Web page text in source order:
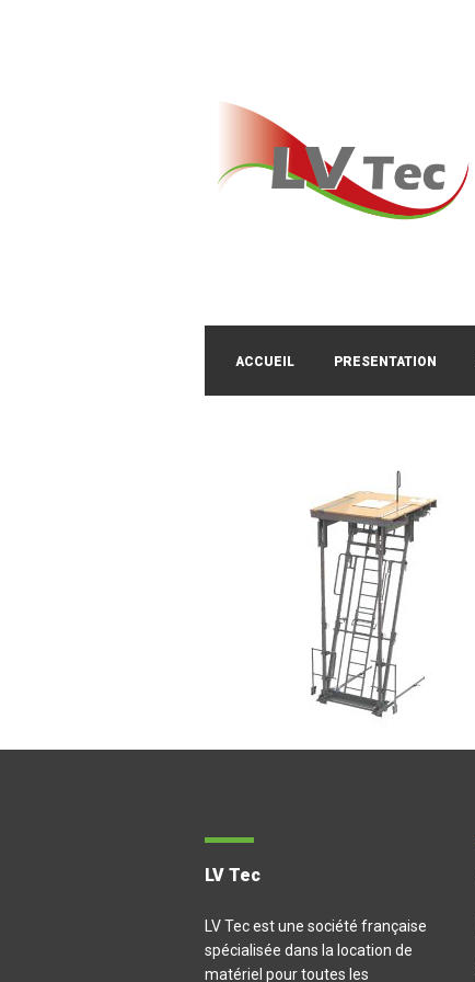
ACCUEIL PRESENTATION
LV Tec
LV Tec est une société française
spécialisée dans la location de
matériel pour toutes les